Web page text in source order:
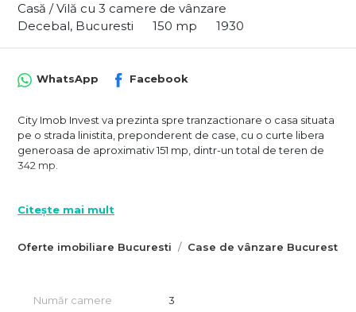
Casă / Vilă cu 3 camere de vânzare
Decebal, Bucuresti
150 mp 1930
Oferte imobiliare Bucuresti Case de vânzare Bucuresti
WhatsApp Facebook
City Imob Invest va prezinta spre tranzactionare o casa situata
pe o strada linistita, preponderent de case, cu o curte libera
generoasa de aproximativ 151 mp, dintr-un total de teren de
342 mp.
bucatarie, holuri, iar in curte exista mai multe anexe.
constructii anexa ) si astfel se poate obtine o zona de
Citește mai mult
Număr camere 3